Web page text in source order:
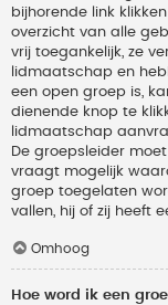
bijhorende link
overzicht van alle
vrij toegankelijk, ze
lidmaatschap en
een open groep is,
dienende knop te
lidmaatschap
De groepsleider
vraagt mogelijk
groep toegelaten
vallen, hij of zij heeft
Omhoog
Hoe word ik een